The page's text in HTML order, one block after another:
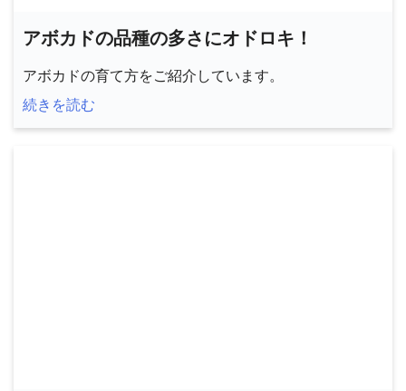
アボカドの品種の多さにオドロキ！
アボカドの育て方をご紹介しています。
続きを読む